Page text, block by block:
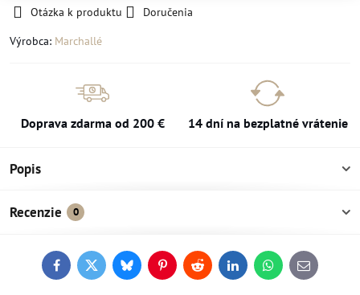
Otázka k produktu
Doručenia
Výrobca: Marchallé
Doprava zdarma od 200 € 14 dní na bezplatné vrátenie
Popis
Recenzie 0
FacebookTwitterBlueskyPinterestReddit LinkedInWhatsApp
E-
mail